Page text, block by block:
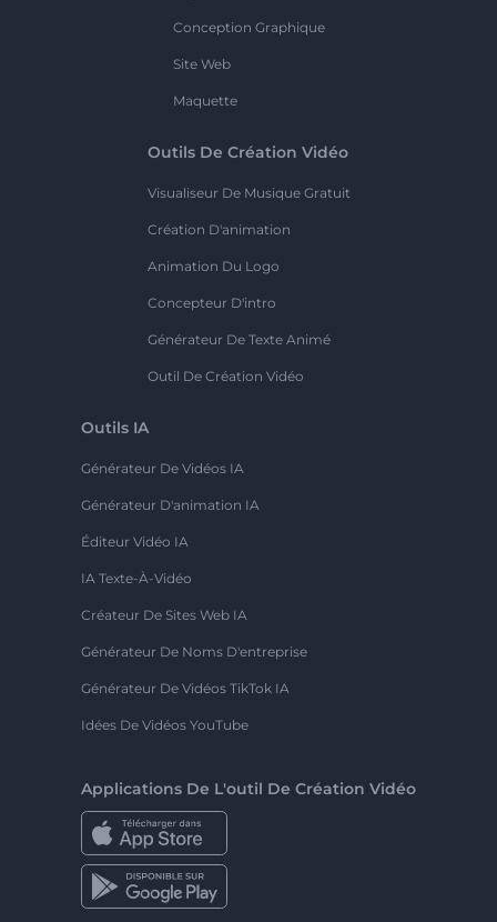
Conception Graphique
Site Web
Maquette
Outils De Création Vidéo
Visualiseur De Musique Gratuit
Création D'animation
Animation Du Logo
Concepteur D'intro
Générateur De Texte Animé
Outil De Création Vidéo
Outils IA
Générateur De Vidéos IA
Générateur D'animation IA
Éditeur Vidéo IA
IA Texte-À-Vidéo
Créateur De Sites Web IA
Générateur De Noms D'entreprise
Générateur De Vidéos TikTok IA
Idées De Vidéos YouTube
Applications De L'outil De Création Vidéo